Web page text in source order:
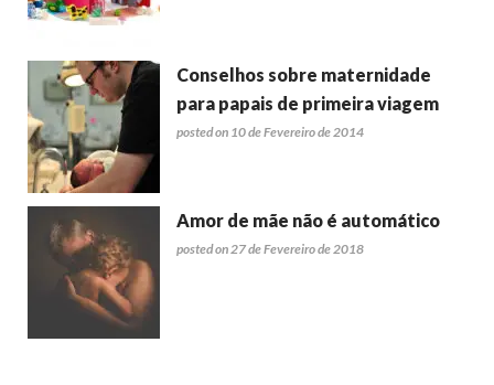
Conselhos sobre maternidade
para papais de primeira viagem
posted on 10 de Fevereiro de 2014
Amor de mãe não é automático
posted on 27 de Fevereiro de 2018